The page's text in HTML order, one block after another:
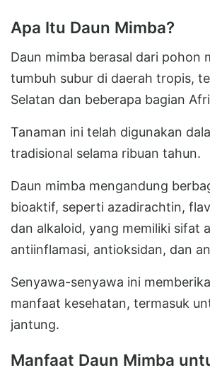
Apa Itu Daun Mimba?
Daun mimba berasal dari pohon
tumbuh subur di daerah tropis,
Selatan dan beberapa bagian
Tanaman ini telah digunakan
tradisional selama ribuan tahun.
Daun mimba mengandung
bioaktif, seperti azadirachtin,
dan alkaloid, yang memiliki sifat
antiinflamasi, antioksidan, dan
Senyawa-senyawa ini
manfaat kesehatan, termasuk
jantung.
Manfaat Daun Mimba